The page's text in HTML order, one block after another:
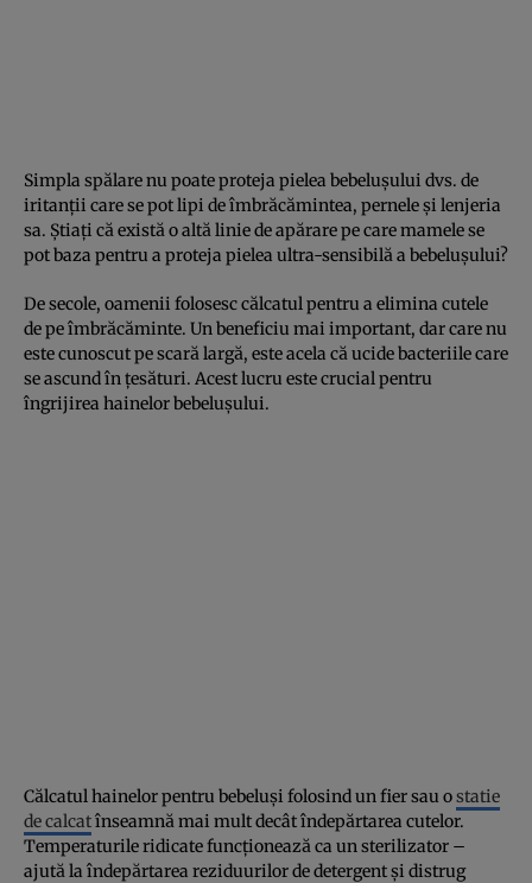
Simpla spălare nu poate proteja pielea bebelușului dvs. de
iritanții care se pot lipi de îmbrăcămintea, pernele și lenjeria
sa. Știați că există o altă linie de apărare pe care mamele se
pot baza pentru a proteja pielea ultra-sensibilă a bebelușului?
De secole, oamenii folosesc călcatul pentru a elimina cutele
de pe îmbrăcăminte. Un beneficiu mai important, dar care nu
este cunoscut pe scară largă, este acela că ucide bacteriile care
se ascund în țesături. Acest lucru este crucial pentru
îngrijirea hainelor bebelușului.
Călcatul hainelor pentru bebeluși folosind un fier sau ostatie
de calcatînseamnă mai mult decât îndepărtarea cutelor.
Temperaturile ridicate funcționează ca un sterilizator –
ajută la îndepărtarea reziduurilor de detergent și distrug